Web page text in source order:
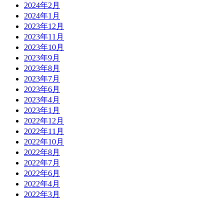
2024年2月
2024年1月
2023年12月
2023年11月
2023年10月
2023年9月
2023年8月
2023年7月
2023年6月
2023年4月
2023年1月
2022年12月
2022年11月
2022年10月
2022年8月
2022年7月
2022年6月
2022年4月
2022年3月